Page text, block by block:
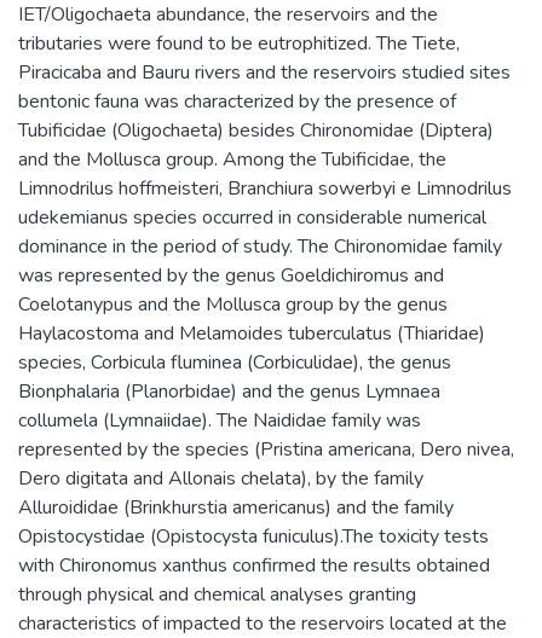
IET/Oligochaeta abundance, the reservoirs and the
tributaries were found to be eutrophitized. The Tiete,
Piracicaba and Bauru rivers and the reservoirs studied sites
bentonic fauna was characterized by the presence of
Tubificidae (Oligochaeta) besides Chironomidae (Diptera)
and the Mollusca group. Among the Tubificidae, the
Limnodrilus hoffmeisteri, Branchiura sowerbyi e Limnodrilus
udekemianus species occurred in considerable numerical
dominance in the period of study. The Chironomidae family
was represented by the genus Goeldichiromus and
Coelotanypus and the Mollusca group by the genus
Haylacostoma and Melamoides tuberculatus (Thiaridae)
species, Corbicula fluminea (Corbiculidae), the genus
Bionphalaria (Planorbidae) and the genus Lymnaea
collumela (Lymnaiidae). The Naididae family was
represented by the species (Pristina americana, Dero nivea,
Dero digitata and Allonais chelata), by the family
Alluroididae (Brinkhurstia americanus) and the family
Opistocystidae (Opistocysta funiculus).The toxicity tests
with Chironomus xanthus confirmed the results obtained
through physical and chemical analyses granting
characteristics of impacted to the reservoirs located at the